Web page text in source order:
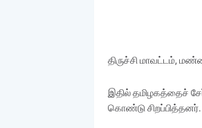
திருச்சி மாவட்டம்,
இதில் தமிழகத்தைச்
கொண்டு சிறப்பித்தனர்.